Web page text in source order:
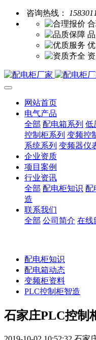
咨询热线：
网站首页
电气产品
全部 配电箱系列 低
控制柜系列 变频控
系统系列 变频器仪
企业资质
项目案例
行业资讯
全部 配电柜知识 配
造
联系我们
全部 公司简介 在线
配电柜知识
配电箱动态
变频柜资料
PLC控制柜智造
石家庄PLC控制